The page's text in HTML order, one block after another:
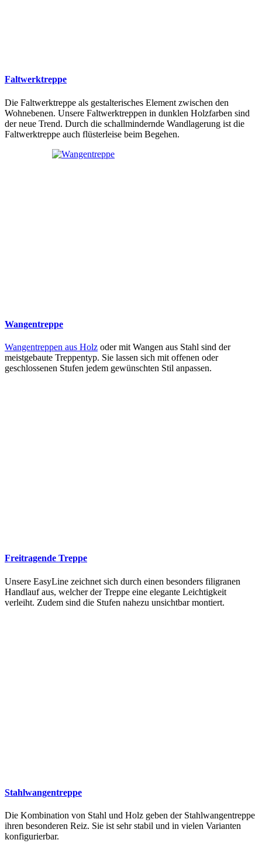
Faltwerktreppe
Die Faltwerktreppe als gestalterisches Element zwischen den
Wohnebenen. Unsere Faltwerktreppen in dunklen Holzfarben sind
der neue Trend. Durch die schallmindernde Wandlagerung ist die
Faltwerktreppe auch flüsterleise beim Begehen.
Wangentreppe
Wangentreppen aus Holz oder mit Wangen aus Stahl sind der
meistgebaute Treppentyp. Sie lassen sich mit offenen oder
geschlossenen Stufen jedem gewünschten Stil anpassen.
Freitragende Treppe
Unsere EasyLine zeichnet sich durch einen besonders filigranen
Handlauf aus, welcher der Treppe eine elegante Leichtigkeit
verleiht. Zudem sind die Stufen nahezu unsichtbar montiert.
Stahlwangentreppe
Die Kombination von Stahl und Holz geben der Stahlwangentreppe
ihren besonderen Reiz. Sie ist sehr stabil und in vielen Varianten
konfigurierbar.